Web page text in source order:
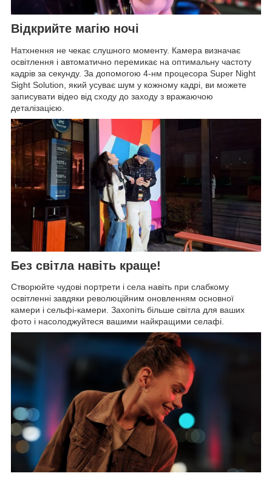
Відкрийте магію ночі
Натхнення не чекає слушного моменту. Камера визначає
освітлення і автоматично перемикає на оптимальну частоту
кадрів за секунду. За допомогою 4-нм процесора Super Night
Sight Solution, який усуває шум у кожному кадрі, ви можете
записувати відео від сходу до заходу з вражаючою
деталізацією.
Без світла навіть краще!
Створюйте чудові портрети і села навіть при слабкому
освітленні завдяки революційним оновленням основної
камери і сельфі-камери. Захопіть більше світла для ваших
фото і насолоджуйтеся вашими найкращими селафі.